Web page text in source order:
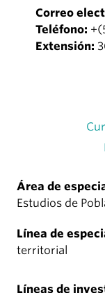
Correo
Teléfono:
Extensión:
Área de
Estudios de
Línea de
territorial
Líneas de